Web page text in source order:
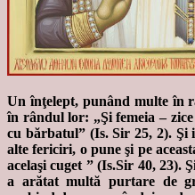
Un înţelept, punând multe în
în rândul lor: „Şi femeia –
cu bărbatul” (Is. Sir 25, 2).
alte fericiri, o pune şi pe
acelaşi cuget ” (Is.Sir 40, 23).
a arătat multă purtare de